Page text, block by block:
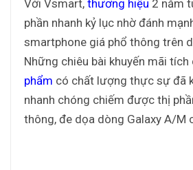
Với Vsmart, thương hiệu 2 năm
phần nhanh kỷ lục nhờ đánh
smartphone giá phổ thông trên
Những chiêu bài khuyến mãi
phẩm có chất lượng thực sự đã
nhanh chóng chiếm được thị
thông, đe dọa dòng Galaxy A/M